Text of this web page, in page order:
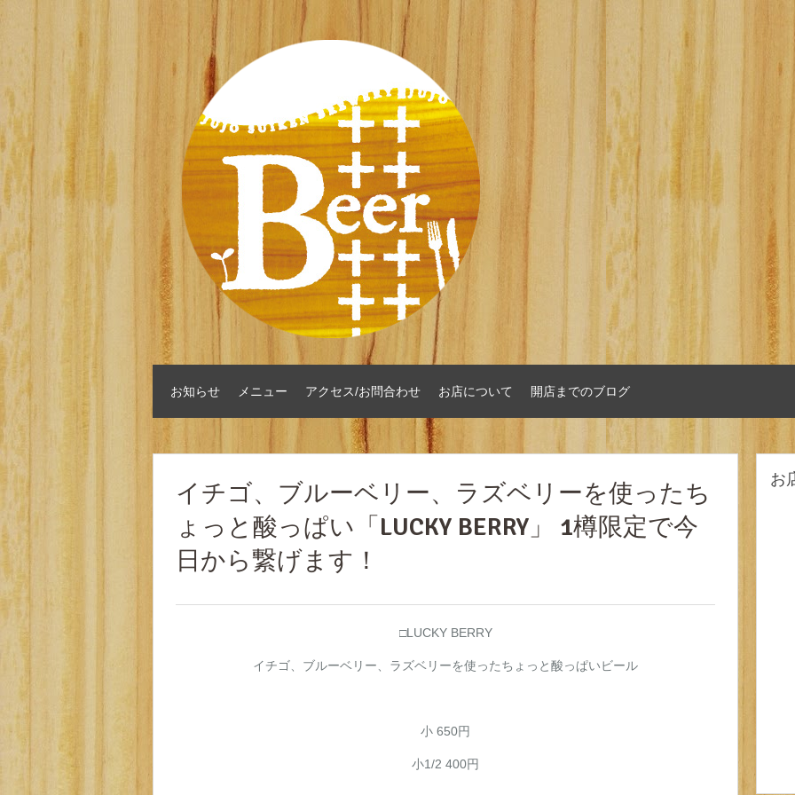
お知らせ メニュー アクセス/お問合わせ お店について 開店までのブログ
イチゴ、ブルーベリー、ラズベリーを使ったち
ょっと酸っぱい「LUCKY BERRY」 1樽限定で今
日から繋げます！
□LUCKY BERRY
イチゴ 、ブルーベリー、ラズベリーを使ったちょっと酸っぱいビール
小 650円
小1/2 400円
お